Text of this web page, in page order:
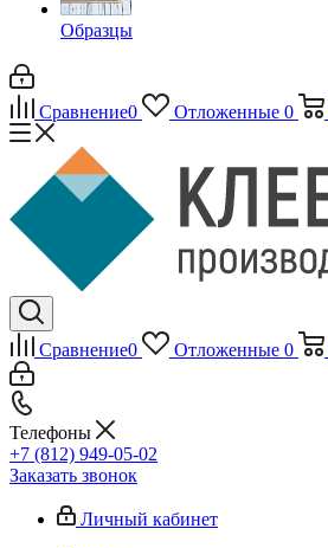
Образцы
Сравнение0 Отложенные 0
Сравнение0 Отложенные 0
Телефоны
+7 (812) 949-05-02
Заказать звонок
Личный кабинет